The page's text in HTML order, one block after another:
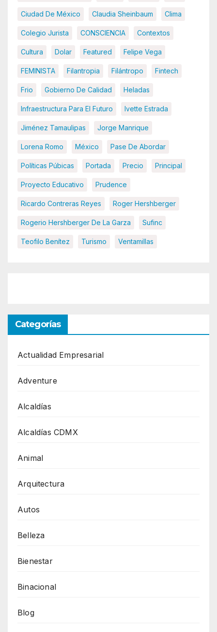
Ciudad De México Claudia Sheinbaum Clima
Colegio Jurista CONSCIENCIA Contextos
Cultura Dolar Featured Felipe Vega
FEMINISTA Filantropia Filántropo Fintech
Frio Gobierno De Calidad Heladas
Infraestructura Para El Futuro Ivette Estrada
Jiménez Tamaulipas Jorge Manrique
Lorena Romo México Pase De Abordar
Políticas Púbicas Portada Precio Principal
Proyecto Educativo Prudence
Ricardo Contreras Reyes Roger Hershberger
Rogerio Hershberger De La Garza Sufinc
Teofilo Benítez Turismo Ventamillas
Categorías
Actualidad Empresarial
Adventure
Alcaldías
Alcaldías CDMX
Animal
Arquitectura
Autos
Belleza
Bienestar
Binacional
Blog